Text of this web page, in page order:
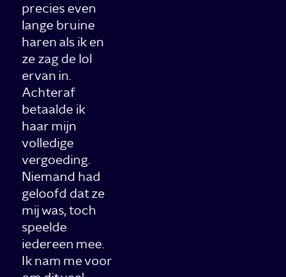
precies even
lange bruine
haren als ik en
ze zag de lol
ervan in.
Achteraf
betaalde ik
haar mijn
volledige
vergoeding.
Niemand had
geloofd dat ze
mij was, toch
speelde
iedereen mee.
Ik nam me voor